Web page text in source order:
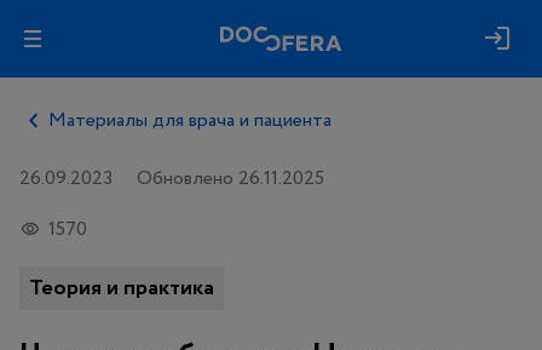
Материалы для врача и пациента
26.09.2023
Обновлено 26.11.2025
1570
Теория и практика